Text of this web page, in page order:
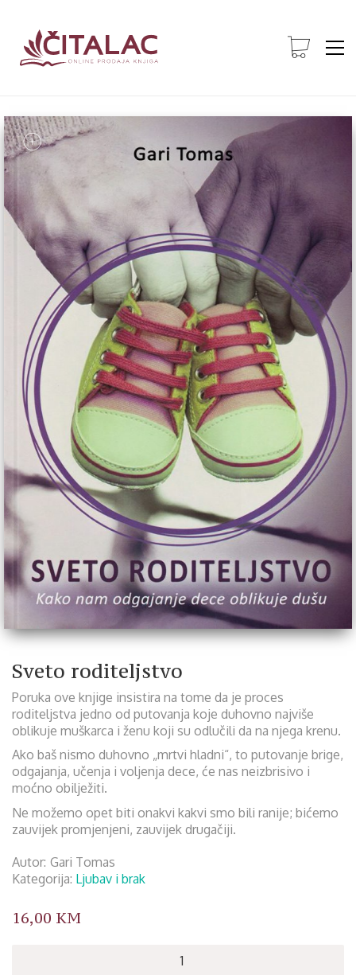
Sveto roditeljstvo
Poruka ove knjige insistira na tome da je proces
roditeljstva jedno od putovanja koje duhovno najviše
oblikuje muškarca i ženu koji su odlučili da na njega krenu.
Ako baš nismo duhovno „mrtvi hladni“, to putovanje brige,
odgajanja, učenja i voljenja dece, će nas neizbrisivo i
moćno obilježiti.
Ne možemo opet biti onakvi kakvi smo bili ranije; bićemo
zauvijek promjenjeni, zauvijek drugačiji.
Autor Gari Tomas
Kategorija: Ljubav i brak
16,00 KM